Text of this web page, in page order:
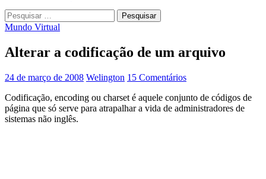
Pesquisar
por:
Mundo Virtual
Alterar a codificação de um arquivo
24 de março de 2008 Welington 15 Comentários
Codificação, encoding ou charset é aquele conjunto de códigos de
página que só serve para atrapalhar a vida de administradores de
sistemas não inglês.